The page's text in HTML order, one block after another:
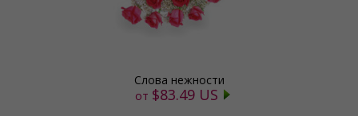
Слова нежности
от $83.49 US